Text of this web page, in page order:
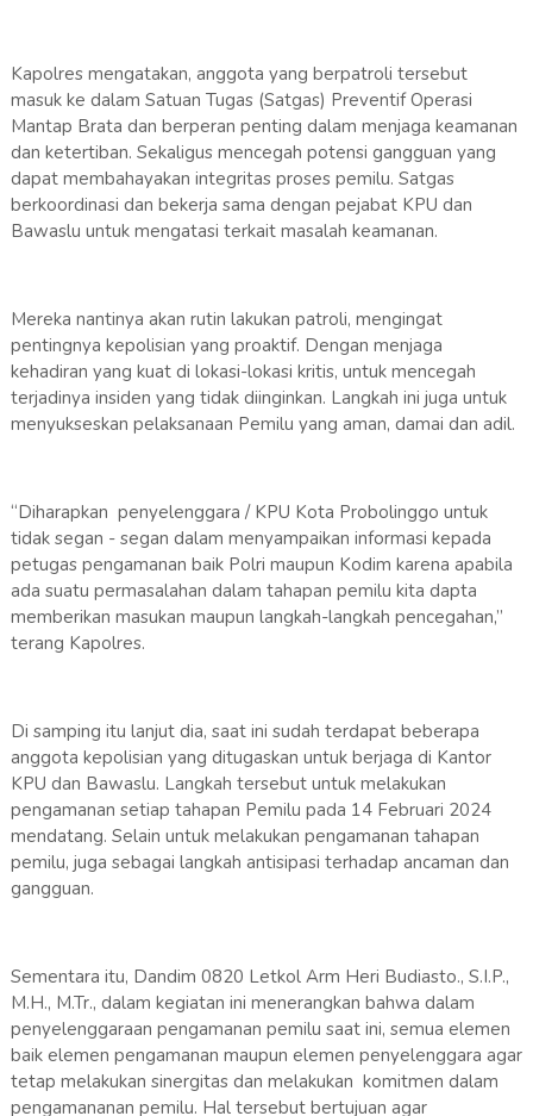
Kapolres mengatakan, anggota yang berpatroli tersebut
masuk ke dalam Satuan Tugas (Satgas) Preventif Operasi
Mantap Brata dan berperan penting dalam menjaga keamanan
dan ketertiban. Sekaligus mencegah potensi gangguan yang
dapat membahayakan integritas proses pemilu. Satgas
berkoordinasi dan bekerja sama dengan pejabat KPU dan
Bawaslu untuk mengatasi terkait masalah keamanan.
Mereka nantinya akan rutin lakukan patroli, mengingat
pentingnya kepolisian yang proaktif. Dengan menjaga
kehadiran yang kuat di lokasi-lokasi kritis, untuk mencegah
terjadinya insiden yang tidak diinginkan. Langkah ini juga untuk
menyukseskan pelaksanaan Pemilu yang aman, damai dan adil.
“Diharapkan penyelenggara / KPU Kota Probolinggo untuk
tidak segan - segan dalam menyampaikan informasi kepada
petugas pengamanan baik Polri maupun Kodim karena apabila
ada suatu permasalahan dalam tahapan pemilu kita dapta
memberikan masukan maupun langkah-langkah pencegahan,”
terang Kapolres.
Di samping itu lanjut dia, saat ini sudah terdapat beberapa
anggota kepolisian yang ditugaskan untuk berjaga di Kantor
KPU dan Bawaslu. Langkah tersebut untuk melakukan
pengamanan setiap tahapan Pemilu pada 14 Februari 2024
mendatang. Selain untuk melakukan pengamanan tahapan
pemilu, juga sebagai langkah antisipasi terhadap ancaman dan
gangguan.
Sementara itu, Dandim 0820 Letkol Arm Heri Budiasto., S.I.P.,
M.H., M.Tr., dalam kegiatan ini menerangkan bahwa dalam
penyelenggaraan pengamanan pemilu saat ini, semua elemen
baik elemen pengamanan maupun elemen penyelenggara agar
tetap melakukan sinergitas dan melakukan komitmen dalam
pengamananan pemilu. Hal tersebut bertujuan agar